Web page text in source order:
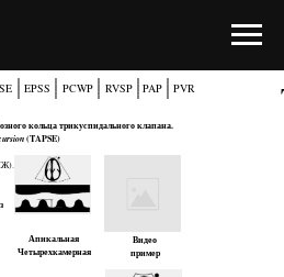
кольца трикуспидального клапана.
(TAPSE)
Апикальная
Четырехкамерная
Видео
пример
EPSS PCWP RVSP PAP PVR